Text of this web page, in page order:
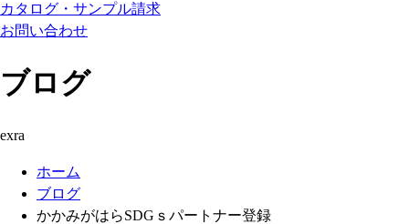
カタログ・サンプル請求
お問い合わせ
ブログ
exra
ホーム
ブログ
かかみがはらSDGｓパートナー登録